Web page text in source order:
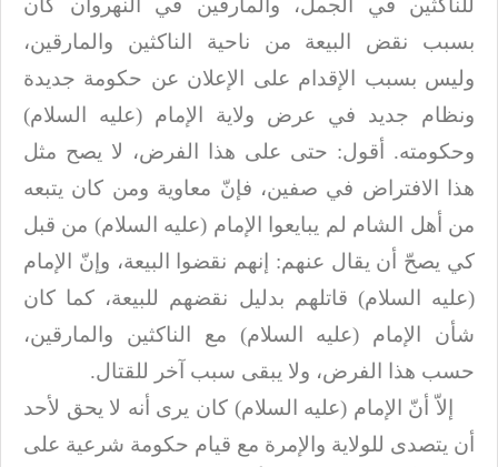
للناكثين في الجمل، والمارقين في النهروان
كان
بسبب نقض البيعة من ناحية الناكثين والمارقين،
وليس بسبب الإقدام على الإعلان عن حكومة جديدة
ونظام جديد في عرض ولاية الإمام (عليه السلام)
وحكومته. أقول: حتى على هذا الفرض، لا يصح مثل
هذا الافتراض في صفين، فإنّ معاوية ومن كان يتبعه
من أهل الشام لم يبايعوا الإمام (عليه السلام) من قبل
كي يصحّ أن يقال عنهم: إنهم نقضوا البيعة، وإنّ الإمام
(عليه السلام) قاتلهم بدليل نقضهم للبيعة، كما كان
شأن الإمام (عليه السلام) مع الناكثين
والمارقين،
حسب هذا الفرض، ولا يبقى سبب آخر للقتال.
إلاّ أنّ الإمام (عليه السلام) كان يرى أنه لا يحق لأحد
أن يتصدى للولاية والإمرة مع قيام حكومة شرعية على